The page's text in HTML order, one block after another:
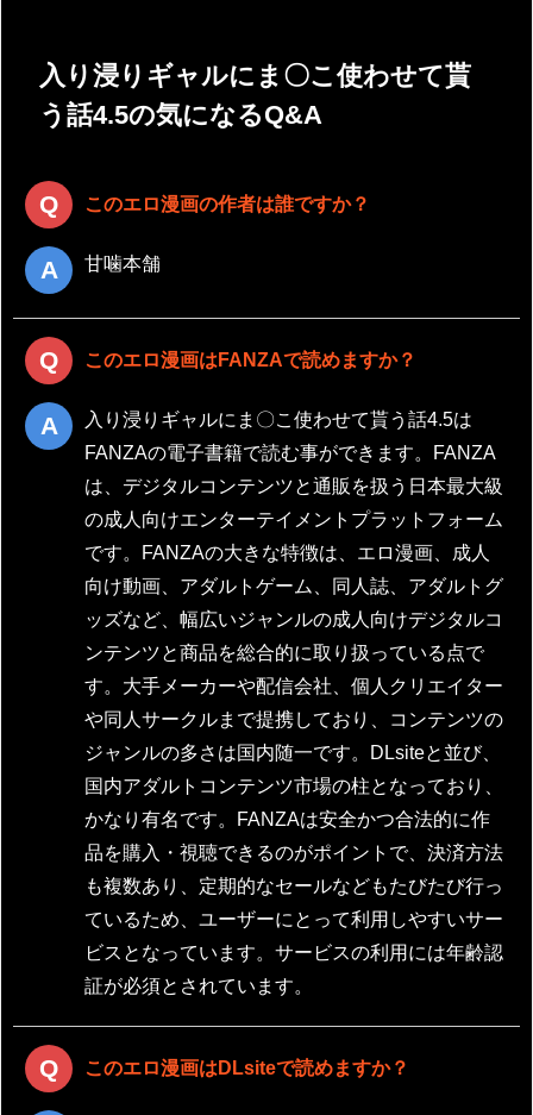
入り浸りギャルにま〇こ使わせて貰
う話4.5の気になるQ&A
このエロ漫画の作者は誰ですか？
甘噛本舗
このエロ漫画はFANZAで読めますか？
入り浸りギャルにま〇こ使わせて貰う話4.5は
FANZAの電子書籍で読む事ができます。FANZA
は、デジタルコンテンツと通販を扱う日本最大級
の成人向けエンターテイメントプラットフォーム
です。FANZAの大きな特徴は、エロ漫画、成人
向け動画、アダルトゲーム、同人誌、アダルトグ
ッズなど、幅広いジャンルの成人向けデジタルコ
ンテンツと商品を総合的に取り扱っている点で
す。大手メーカーや配信会社、個人クリエイター
や同人サークルまで提携しており、コンテンツの
ジャンルの多さは国内随一です。DLsiteと並び、
国内アダルトコンテンツ市場の柱となっており、
かなり有名です。FANZAは安全かつ合法的に作
品を購入・視聴できるのがポイントで、決済方法
も複数あり、定期的なセールなどもたびたび行っ
ているため、ユーザーにとって利用しやすいサー
ビスとなっています。サービスの利用には年齢認
証が必須とされています。
このエロ漫画はDLsiteで読めますか？